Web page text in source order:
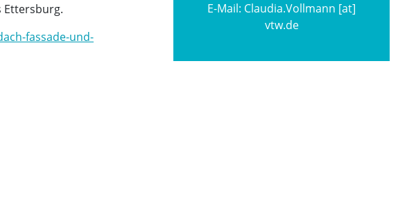
Ettersburg.
fassade-und-
E-Mail: Claudia.Vollmann [at]
vtw.de